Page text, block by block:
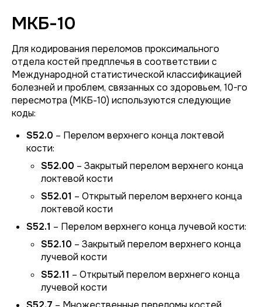
МКБ-10
Для кодирования переломов проксимального
отдела костей предплечья в соответствии с
Международной статистической классификацией
болезней и проблем, связанных со здоровьем, 10-го
пересмотра (МКБ-10) используются следующие
коды:
S52.0 – Перелом верхнего конца локтевой
кости:
S52.00 – Закрытый перелом верхнего конца
локтевой кости
S52.01 – Открытый перелом верхнего конца
локтевой кости
S52.1 – Перелом верхнего конца лучевой кости:
S52.10 – Закрытый перелом верхнего конца
лучевой кости
S52.11 – Открытый перелом верхнего конца
лучевой кости